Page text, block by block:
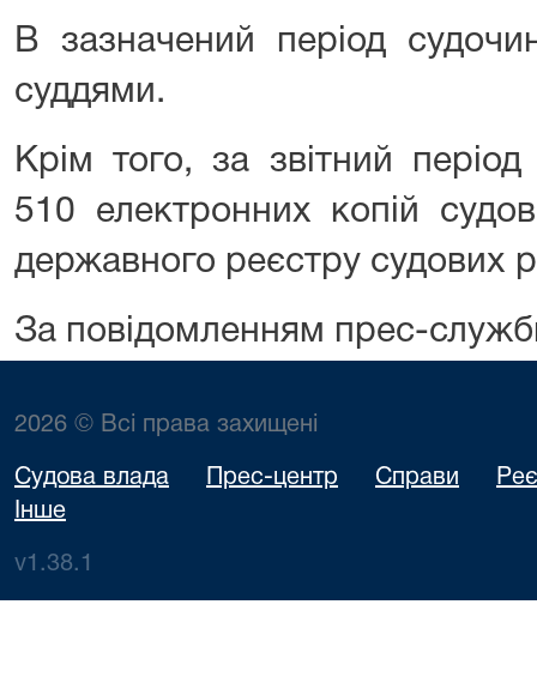
В зазначений період
суддями.
Крім того, за звітний
510 електронних копій
державного реєстру судових
За повідомленням прес-
2026 © Всі права захищені
Судова влада Прес-центр Справи
Інше
v1.38.1